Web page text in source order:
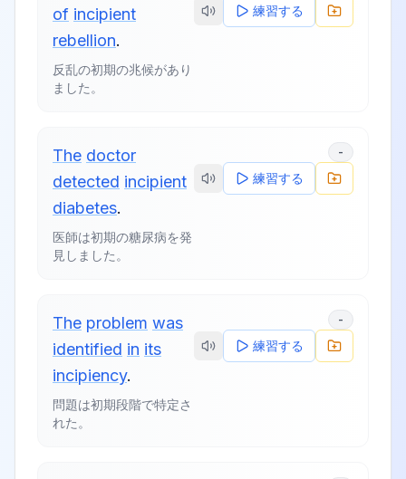
of incipient
rebellion.
反乱の初期の兆候があり
ました。
練習する
The doctor
detected incipient
diabetes.
医師は初期の糖尿病を発
見しました。
-
練習する
The problem was
identified in its
incipiency.
問題は初期段階で特定さ
れた。
-
練習する